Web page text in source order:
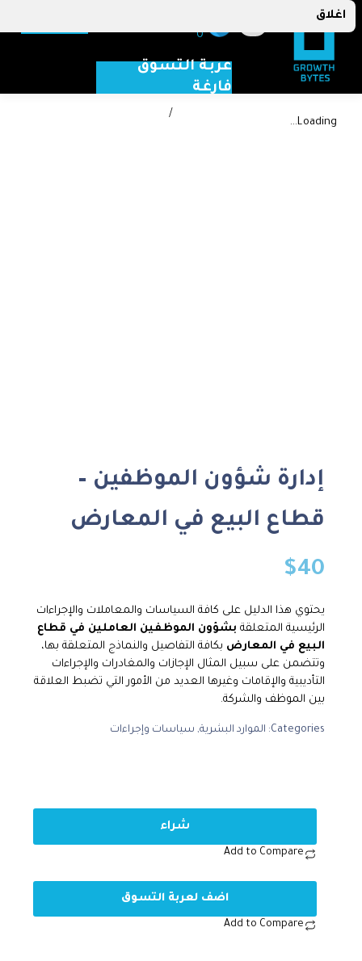
0
عربة التسوق
فارغة
menu
Loading...
إدارة شؤون الموظفين –
قطاع البيع في المعارض
$40
يحتوي هذا الدليل على كافة السياسات والمعاملات والإجراءات
الرئيسية المتعلقةبشؤون الموظفين العاملين في قطاع
البيع في المعارضبكافة التفاصيل والنماذج المتعلقة بها،
وتتضمن على سبيل المثال الإجازات والمغادرات والإجراءات
التأديبية والإقامات وغيرها العديد من الأمور التي تضبط العلاقة
بين الموظف والشركة.
Categories: الموارد البشرية,سياسات وإجراءات
شراء
Add to Compare
اضف لعربة التسوق
Add to Compare
اغلاق